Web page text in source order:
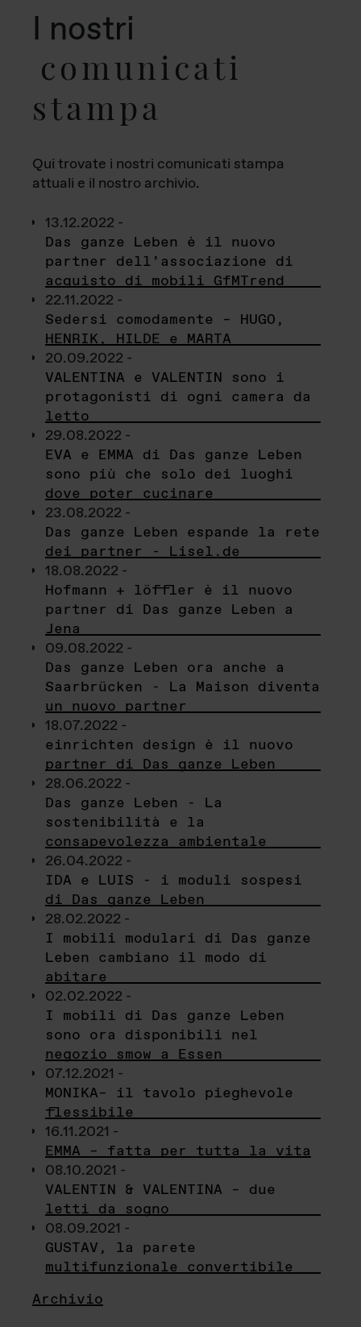
I nostri
comunicati
stampa
Qui trovate i nostri comunicati stampa
attuali e il nostro archivio.
13.12.2022 -
Das ganze Leben è il nuovo
partner dell’associazione di
acquisto di mobili GfMTrend
22.11.2022 -
Sedersi comodamente – HUGO,
HENRIK, HILDE e MARTA
20.09.2022 -
VALENTINA e VALENTIN sono i
protagonisti di ogni camera da
letto
29.08.2022 -
EVA e EMMA di Das ganze Leben
sono più che solo dei luoghi
dove poter cucinare
23.08.2022 -
Das ganze Leben espande la rete
dei partner - Lisel.de
18.08.2022 -
Hofmann + löffler è il nuovo
partner di Das ganze Leben a
Jena
09.08.2022 -
Das ganze Leben ora anche a
Saarbrücken - La Maison diventa
un nuovo partner
18.07.2022 -
einrichten design è il nuovo
partner di Das ganze Leben
28.06.2022 -
Das ganze Leben - La
sostenibilità e la
consapevolezza ambientale
26.04.2022 -
IDA e LUIS - i moduli sospesi
di Das ganze Leben
28.02.2022 -
I mobili modulari di Das ganze
Leben cambiano il modo di
abitare
02.02.2022 -
I mobili di Das ganze Leben
sono ora disponibili nel
negozio smow a Essen
07.12.2021 -
MONIKA– il tavolo pieghevole
flessibile
16.11.2021 -
EMMA – fatta per tutta la vita
08.10.2021 -
VALENTIN & VALENTINA – due
letti da sogno
08.09.2021 -
GUSTAV, la parete
multifunzionale convertibile
Archivio